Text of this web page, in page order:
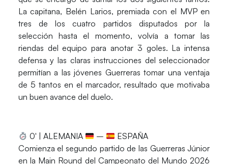
La capitana, Belén Larios, premiada con el MVP en
tres de los cuatro partidos disputados por la
selección hasta el momento, volvía a tomar las
riendas del equipo para anotar 3 goles. La intensa
defensa y las claras instrucciones del seleccionador
permitían a las jóvenes Guerreras tomar una ventaja
de 5 tantos en el marcador, resultado que motivaba
un buen avance del duelo.
0′ | ALEMANIA –
ESPAÑA
Comienza el segundo partido de las Guerreras Júnior
en la Main Round del Campeonato del Mundo 2026